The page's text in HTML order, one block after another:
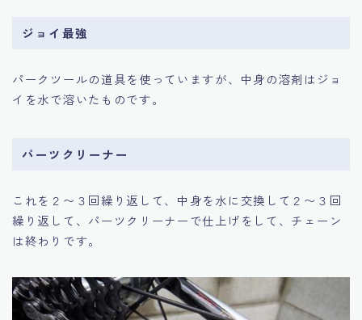
ジョイ最強
パークツールの道具を使っていますが、中身の溶剤はジョ
イを水で溶いたものです。
パーツクリーナー
これを２〜３回繰り返して、中身を水に交換して２〜３回
繰り返して、パーツクリーナーで仕上げをして、チェーン
は終わりです。